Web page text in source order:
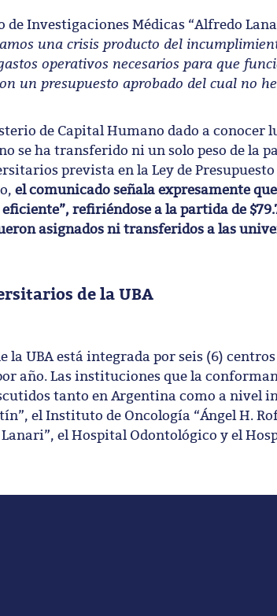
Investigaciones Médicas “Alfredo
una crisis producto del
operativos necesarios para que
un presupuesto aprobado del cual no
de Capital Humano dado a conocer
se ha transferido ni un solo peso de la
prevista en la Ley de
el comunicado señala expresamente
refiriéndose a la partida de
asignados ni transferidos a las
de la UBA
UBA está integrada por seis (6) centros
año. Las instituciones que la
tanto en Argentina como a nivel
el Instituto de Oncología “Ángel H.
el Hospital Odontológico y el